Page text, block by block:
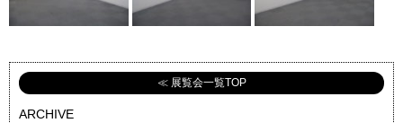
≪ 展覧会一覧TOP
ARCHIVE